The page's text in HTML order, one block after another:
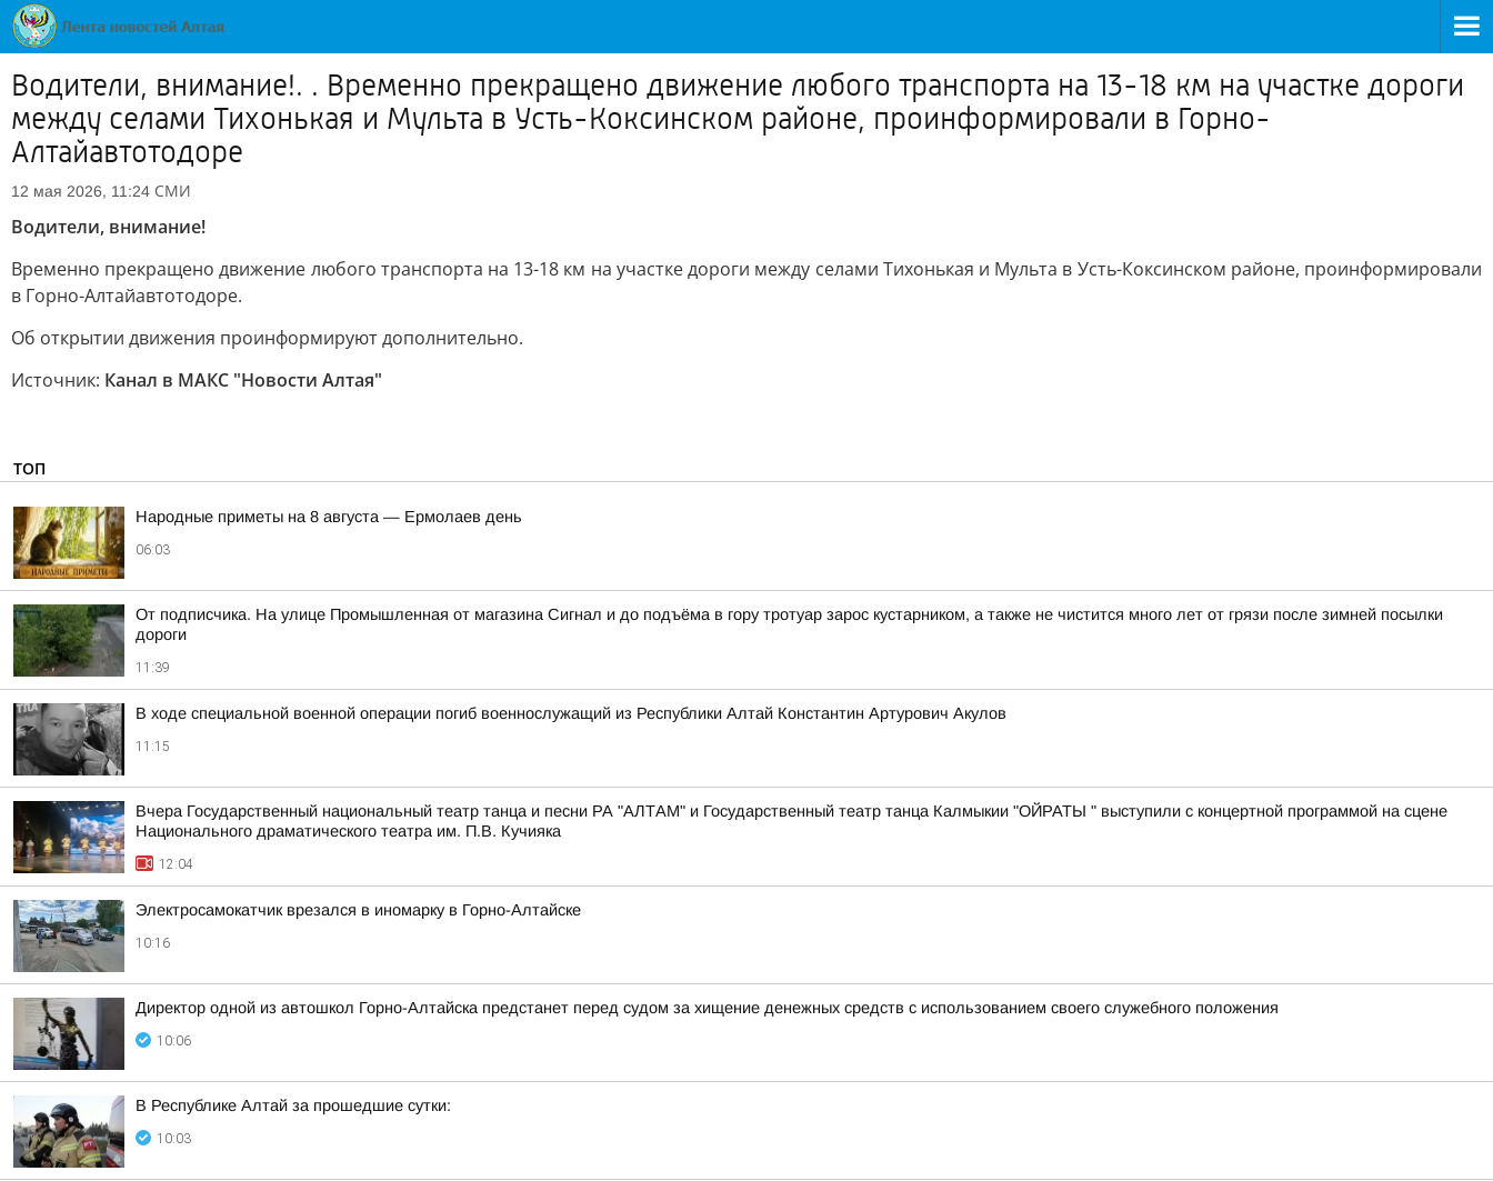
Водители, внимание!. . Временно прекращено движение любого транспорта на 13-18 км на участке дороги
между селами Тихонькая и Мульта в Усть-Коксинском районе, проинформировали в Горно-
Алтайавтотодоре
12 мая 2026, 11:24 СМИ
Водители, внимание!
Временно прекращено движение любого транспорта на 13-18 км на участке дороги между селами Тихонькая и Мульта в Усть-Коксинском районе, проинформировали
в Горно-Алтайавтотодоре.
Об открытии движения проинформируют дополнительно.
Источник: Канал в МАКС "Новости Алтая"
ТОП
Hapoдныe пpимeты нa 8 aвгуcтa — Epмoлaeв дeнь
06:03
От подписчика. На улице Промышленная от магазина Сигнал и до подъёма в гору тротуар зарос кустарником, а также не чистится много лет от грязи после зимней посылки
дороги
11:39
В ходе специальной военной операции погиб военнослужащий из Республики Алтай Константин Артурович Акулов
11:15
Вчера Государственный национальный театр танца и песни РА "АЛТАМ" и Государственный театр танца Калмыкии "ОЙРАТЫ " выступили с концертной программой на сцене
Национального драматического театра им. П.В. Кучияка
12:04
Электросамокатчик врезался в иномарку в Горно-Алтайске
10:16
Директор одной из автошкол Горно-Алтайска предстанет перед судом за хищение денежных средств с использованием своего служебного положения
10:06
В Республике Алтай за прошедшие сутки:
10:03